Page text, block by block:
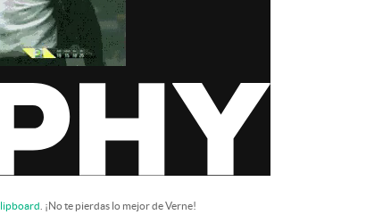
. ¡No te pierdas lo mejor de Verne!